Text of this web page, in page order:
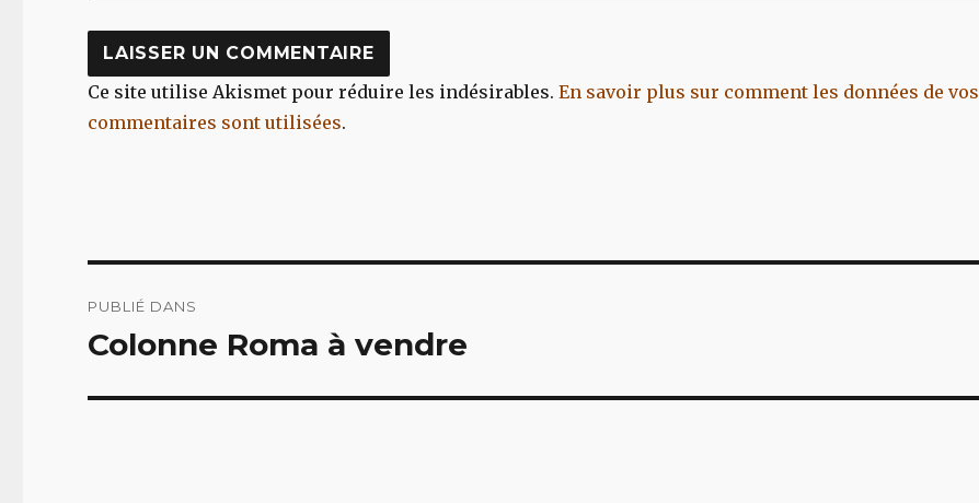
Ce site utilise Akismet pour réduire les indésirables.En savoir plus sur comment les données de vos
commentaires sont utilisées.
de
PUBLIÉ DANS
Colonne Roma à vendre